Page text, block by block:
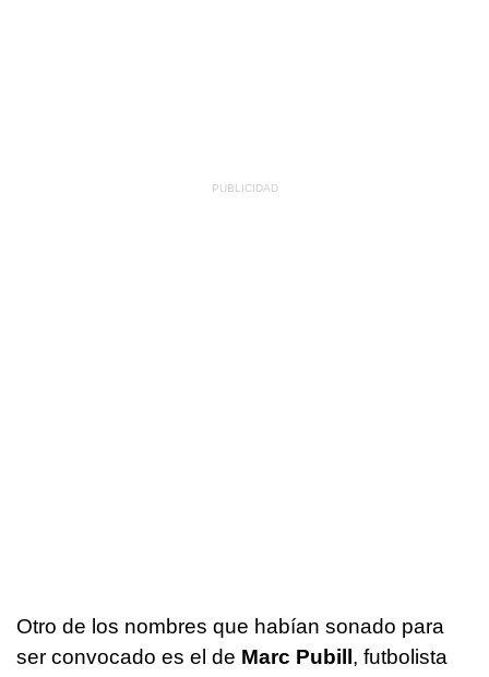
Otro de los nombres que habían sonado para
ser convocado es el de Marc Pubill , futbolista